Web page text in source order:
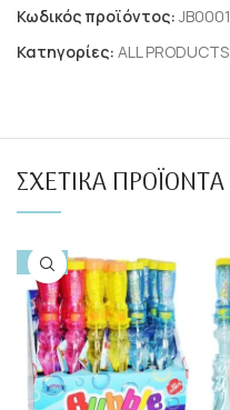
Κωδικός προϊόντος:
Κατηγορίες: ALL PRODUCTS
ΣΧΕΤΙΚΆ ΠΡΟΪΌΝΤΑ
-50%